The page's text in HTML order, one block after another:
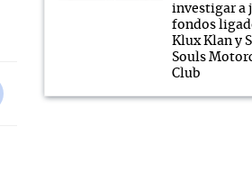
investigar a
fondos
Klux Klan y
Souls
Club